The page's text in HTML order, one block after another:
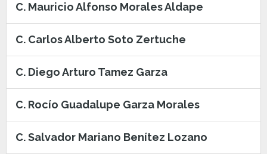
C. Mauricio Alfonso Morales Aldape
C. Carlos Alberto Soto Zertuche
C. Diego Arturo Tamez Garza
C. Rocío Guadalupe Garza Morales
C. Salvador Mariano Benítez Lozano